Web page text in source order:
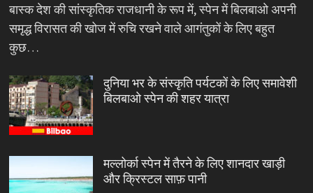
बास्क देश की सांस्कृतिक राजधानी के रूप में, स्पेन में बिलबाओ अपनी
समृद्ध विरासत की खोज में रुचि रखने वाले आगंतुकों के लिए बहुत
कुछ…
दुनिया भर के संस्कृति पर्यटकों के लिए समावेशी
बिलबाओ स्पेन की शहर यात्रा
मल्लोर्का स्पेन में तैरने के लिए शानदार खाड़ी
और क्रिस्टल साफ़ पानी